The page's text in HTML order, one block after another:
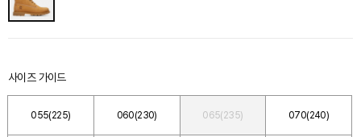
사이즈 가이드
055(225) 060(230) 065(235) 070(240)